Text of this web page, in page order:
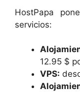
HostPapa
servicios:
12.95 $
VPS: